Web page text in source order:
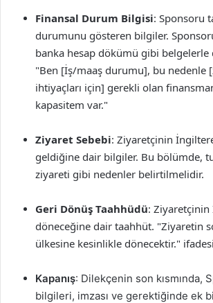
Finansal Durum Bilgisi: Sponsoru
durumunu gösteren bilgiler.
banka hesap dökümü gibi belgelerle
"Ben [İş/maaş durumu], bu nedenle
ihtiyaçları için] gerekli olan
kapasitem var."
Ziyaret Sebebi: Ziyaretçinin
geldiğine dair bilgiler. Bu bölümde,
ziyareti gibi nedenler belirtilmelidir.
Geri Dönüş Taahhüdü: Ziyaretçinin
döneceğine dair taahhüt. "Ziyaretin
ülkesine kesinlikle dönecektir."
Kapanış: Dilekçenin son kısmında,
bilgileri, imzası ve gerektiğinde ek